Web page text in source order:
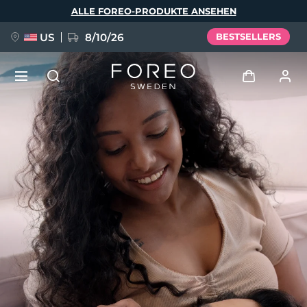
ALLE FOREO-PRODUKTE ANSEHEN
US 8/10/26 BESTSELLERS
Anmelden
Benutzerkonto
Meine Geräte
Meine Bestellungen
Meine Adressen
Meine Abonnements
NEU
FAQ™ Pure Beauty-Tech Elixir
BREAKING NEWS
issa™ Teeth Whitening Set
Sprache
English Deutsch
Español
Français
Italiano
Português
Polski
Svenska
Русский
Türkçe
简体中文 繁體中文